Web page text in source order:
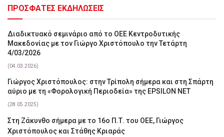
ΠΡΟΣΦΑΤΕΣ ΕΚΔΗΛΩΣΕΙΣ
Διαδικτυακό σεμινάριο από το ΟΕΕ Κεντροδυτικής
Μακεδονίας με τον Γιώργο Χριστόπουλο την Τετάρτη
4/03/2026
(04.03.2026)
Γιώργος Χριστόπουλος: στην Τρίπολη σήμερα και στη Σπάρτη
αύριο με τη «Φορολογική Περιοδεία» της EPSILON NET
(28.05.2025)
Στη Ζάκυνθο σήμερα με το 16ο Π.Τ. του ΟΕΕ, Γιώργος
Χριστόπουλος και Στάθης Κριαράς